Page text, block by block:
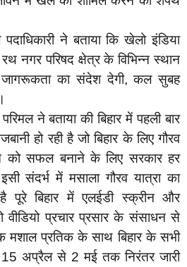
ने बताया कि खेलो इंडिया
रथ नगर परिषद क्षेत्र के विभिन्न स्थान
का संदेश देगी, कल सुबह
ने बताया की बिहार में पहली बार
हो रही है जो बिहार के लिए गौरव
सफल बनाने के लिए सरकार हर
संदर्भ में मसाला गौरव यात्रा का
पूरे बिहार में एलईडी स्क्रीन और
प्रचार प्रसार के संसाधन से
मशाल प्रतिक के साथ बिहार के सभी
15 अप्रैल से 2 मई तक निरंतर जारी